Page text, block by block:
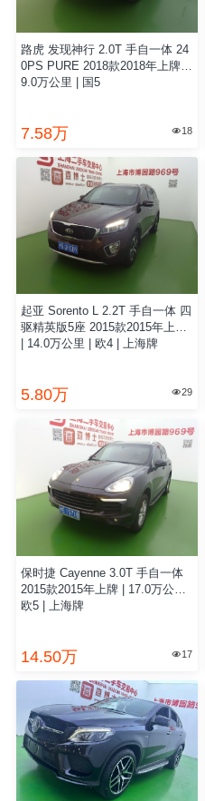
路虎 发现神行 2.0T 手自一体 24
0PS PURE 2018款2018年上牌 |
9.0万公里 | 国5
7.58万  18
起亚 Sorento L 2.2T 手自一体 四
驱精英版5座 2015款2015年上牌
| 14.0万公里 | 欧4 | 上海牌
5.80万 29
保时捷 Cayenne 3.0T 手自一体
2015款2015年上牌 | 17.0万公里 |
欧5 | 上海牌
14.50万  17